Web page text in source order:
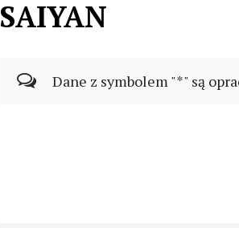
SAIYAN
Dane z symbolem "*" są